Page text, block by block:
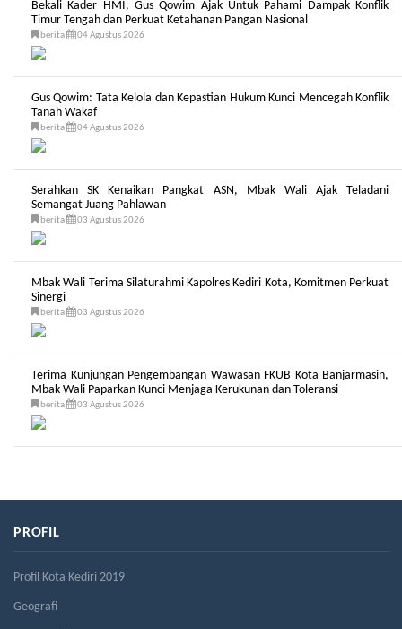
Bekali Kader HMI, Gus Qowim Ajak Untuk Pahami Dampak Konflik
Timur Tengah dan Perkuat Ketahanan Pangan Nasional
berita 04 Agustus 2026
Gus Qowim: Tata Kelola dan Kepastian Hukum Kunci Mencegah Konflik
Tanah Wakaf
berita 04 Agustus 2026
Serahkan SK Kenaikan Pangkat ASN, Mbak Wali Ajak Teladani
Semangat Juang Pahlawan
berita 03 Agustus 2026
Mbak Wali Terima Silaturahmi Kapolres Kediri Kota, Komitmen Perkuat
Sinergi
berita 03 Agustus 2026
Terima Kunjungan Pengembangan Wawasan FKUB Kota Banjarmasin,
Mbak Wali Paparkan Kunci Menjaga Kerukunan dan Toleransi
berita 03 Agustus 2026
PROFIL
Profil Kota Kediri 2019
Geografi